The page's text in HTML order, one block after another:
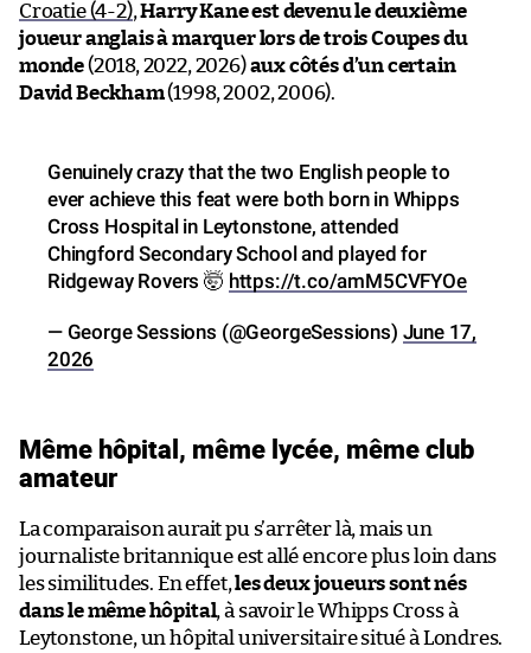
Croatie (4-2),Harry Kane est devenu le deuxième
joueur anglais à marquer lors de trois Coupes du
monde(2018, 2022, 2026)aux côtés d’un certain
David Beckham(1998, 2002, 2006).
Genuinely crazy that the two English people to
ever achieve this feat were both born in Whipps
Cross Hospital in Leytonstone, attended
Chingford Secondary School and played for
Ridgeway Rovers 🤯 https://t.co/amM5CVFYOe
— George Sessions (@GeorgeSessions) June 17,
2026
Même hôpital, même lycée, même club
amateur
La comparaison aurait pu s’arrêter là, mais un
journaliste britannique est allé encore plus loin dans
les similitudes. En effet,les deux joueurs sont nés
dans le même hôpital, à savoir le Whipps Cross à
Leytonstone, un hôpital universitaire situé à Londres.